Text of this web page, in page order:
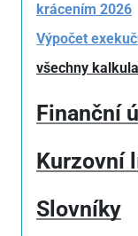
krácením 2026
Výpočet
všechny
Finanční
Kurzovní
Slovníky